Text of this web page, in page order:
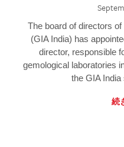
The board of directors
(GIA India) has
director, responsible
gemological laboratories
the GIA
続